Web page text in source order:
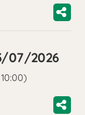
07/2026